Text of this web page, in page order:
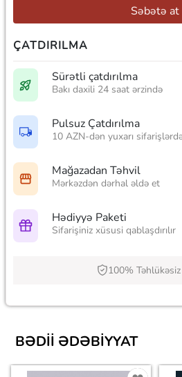
Səbətə at
ÇATDIRILMA
Sürətli çatdırılma
Bakı daxili 24 saat ərzində
Pulsuz Çatdırılma
10 AZN-dən yuxarı
Mağazadan Təhvil
Mərkəzdən dərhal əldə et
Hədiyyə Paketi
Sifarişiniz xüsusi qablaşdırılır
100%
BƏDII ƏDƏBIYYAT